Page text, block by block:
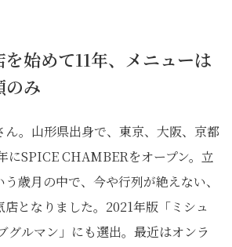
始めて11年、メニューは
のみ
ん。山形県出身で、東京、大阪、京都
にSPICE CHAMBERをオープン。立
歳月の中で、今や行列が絶えない、
となりました。2021年版「ミシュ
グルマン」にも選出。最近はオンラ